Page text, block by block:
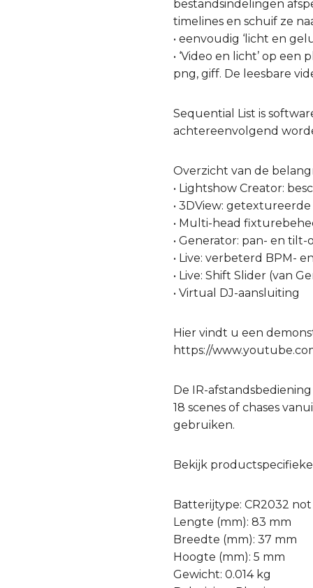
bestandsindelingen
timelines en schuif ze
• eenvoudig ‘licht en
• ‘Video en licht’ op
png, giff. De leesbare
Sequential List is
achtereenvolgend
Overzicht van de
• Lightshow Creator:
• 3DView:
• Multi-head
• Generator: pan- en
• Live: verbeterd BPM-
• Live: Shift Slider (van
• Virtual DJ-aansluiting
Hier vindt u een
https://
De IR-
18 scenes of chases
gebruiken.
Bekijk
Batterijtype: CR2032
Lengte (mm): 83 mm
Breedte (mm): 37 mm
Hoogte (mm): 5 mm
Gewicht: 0.014 kg